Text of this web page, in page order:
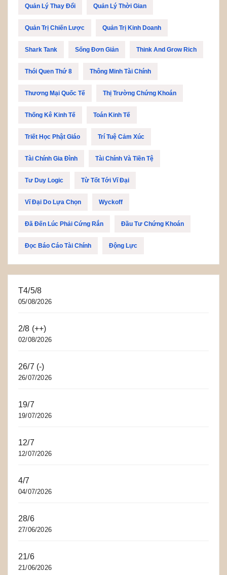
Quản Lý Thay Đổi Quản Lý Thời Gian
Quản Trị Chiến Lược Quản Trị Kinh Doanh
Shark Tank Sống Đơn Giản Think And Grow Rich
Thói Quen Thứ 8 Thông Minh Tài Chính
Thương Mại Quốc Tế Thị Trường Chứng Khoán
Thống Kê Kinh Tế Toán Kinh Tế
Triết Học Phật Giáo Trí Tuệ Cảm Xúc
Tài Chính Gia Đình Tài Chính Và Tiền Tệ
Tư Duy Logic Từ Tốt Tới Vĩ Đại
Vĩ Đại Do Lựa Chọn Wyckoff
Đã Đến Lúc Phải Cứng Rắn Đầu Tư Chứng Khoán
Đọc Báo Cáo Tài Chính Động Lực
T4/5/8
05/08/2026
2/8 (++)
02/08/2026
26/7 (-)
26/07/2026
19/7
19/07/2026
12/7
12/07/2026
4/7
04/07/2026
28/6
27/06/2026
21/6
21/06/2026